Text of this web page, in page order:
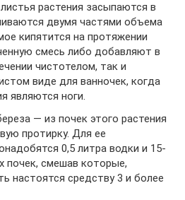
растения засыпаются в
двумя частями объема
кипятится на протяжении
смесь либо добавляют в
чистотелом, так и
виде для ванночек, когда
являются ноги.
— из почек этого растения
протирку. Для ее
0,5 литра водки и 15-
почек, смешав которые,
настоятся средству 3 и более